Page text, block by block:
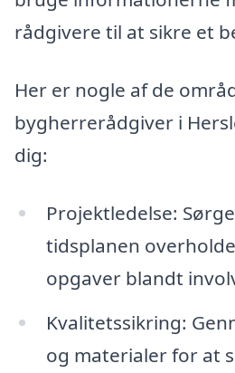
rådgivere til at sikre et
Her er nogle af de
bygherrerådgiver i
dig:
Projektledelse:
tidsplanen
opgaver blandt
Kvalitetssikring:
og materialer for at